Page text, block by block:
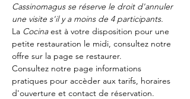
Cassinomagus se réserve le droit d'annuler
une visite s'il y a moins de 4 participants.
La Cocina est à votre disposition pour une
petite restauration le midi, consultez notre
offre sur la page se restaurer.
Consultez notre page informations
pratiques pour accèder aux tarifs, horaires
d'ouverture et contact de réservation.